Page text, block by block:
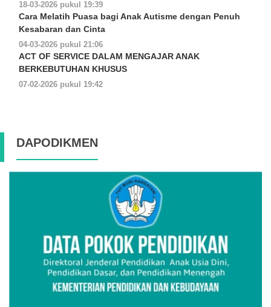
18-03-2026 pukul 19:39
Cara Melatih Puasa bagi Anak Autisme dengan Penuh
Kesabaran dan Cinta
04-03-2026 pukul 21:06
ACT OF SERVICE DALAM MENGAJAR ANAK
BERKEBUTUHAN KHUSUS
07-02-2026 pukul 19:42
DAPODIKMEN